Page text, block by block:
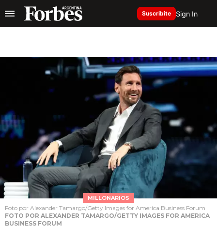
Suscribite Sign In
MILLONARIOS
Foto por Alexander Tamargo/Getty Images for America Business Forum
FOTO POR ALEXANDER TAMARGO/GETTY IMAGES FOR AMERICA
BUSINESS FORUM